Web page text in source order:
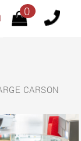
0
CARSON